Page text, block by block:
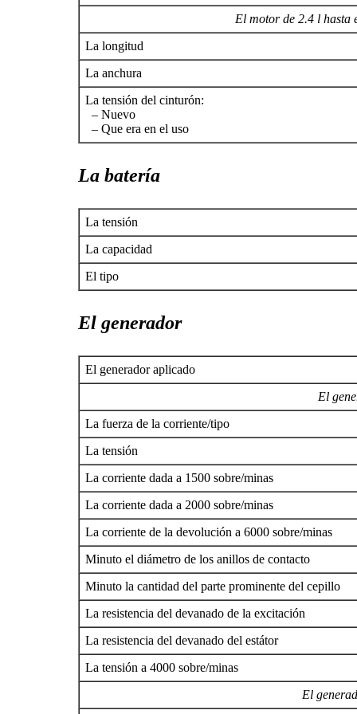
El motor de 2.4 l hasta
La longitud
La anchura
La tensión del cinturón:
– Nuevo
– Que era en el uso
La batería
La tensión
La capacidad
El tipo
El generador
El generador aplicado
El
La fuerza de la corriente/tipo
La tensión
La corriente dada a 1500 sobre/minas
La corriente dada a 2000 sobre/minas
La corriente de la devolución a 6000 sobre/minas
Minuto el diámetro de los anillos de contacto
Minuto la cantidad del parte prominente del cepillo
La resistencia del devanado de la excitación
La resistencia del devanado del estátor
La tensión a 4000 sobre/minas
El